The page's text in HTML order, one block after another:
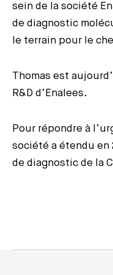
sein de la société
de diagnostic
le terrain pour le
Thomas est
R&D d’Enalees.
Pour répondre à
société a étendu en
de diagnostic de la